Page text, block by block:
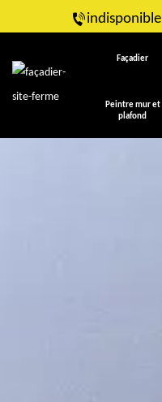
indisponible
Façadier
Peintre mur et
plafond